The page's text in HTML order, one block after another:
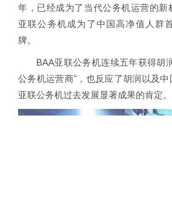
年，已经成为了当代公务机运营的新
亚联公务机成为了中国高净值人群
牌。
BAA亚联公务机连续五年获得胡
公务机运营商"，也反应了胡润以及
亚联公务机过去发展显著成果的肯定。